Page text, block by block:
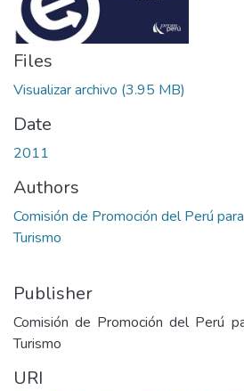
Files
Visualizar archivo (3.95 MB)
Date
2011
Authors
Comisión de Promoción del Perú
Turismo
Publisher
Comisión de Promoción del Perú
Turismo
URI